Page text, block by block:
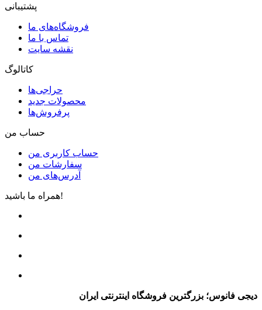
پشتیبانی
فروشگاه‌های ما
تماس با ما
نقشه سایت
کاتالوگ
حراجی‌ها
محصولات جدید
پرفروش‌ها
حساب من
حساب کاربری من
سفارشات من
آدرس‌های من
همراه ما باشید!
دیجی فانوس؛ بزرگترین فروشگاه اینترنتی ایران